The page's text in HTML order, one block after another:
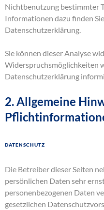
Nichtbenutzung bestimmter
Informationen dazu finden
Datenschutzerklärung.
Sie können dieser Analyse
Widerspruchsmöglichkeiten
Datenschutzerklärung
2. Allgemeine
Datenschutz
Die Betreiber dieser Seiten
persönlichen Daten sehr
personenbezogenen Daten
gesetzlichen